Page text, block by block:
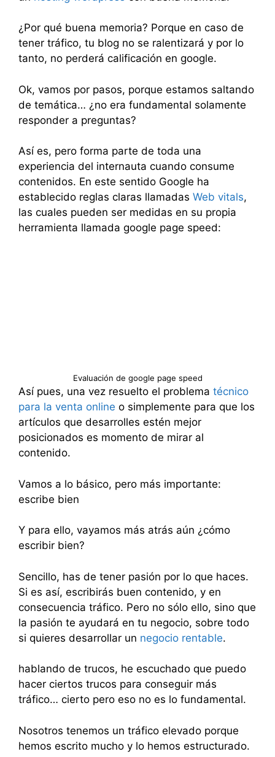
¿Por qué buena memoria? Porque en caso de
tener tráfico, tu blog no se ralentizará y por lo
tanto, no perderá calificación en google.
Ok, vamos por pasos, porque estamos saltando
de temática… ¿no era fundamental solamente
responder a preguntas?
Así es, pero forma parte de toda una
experiencia del internauta cuando consume
contenidos. En este sentido Google ha
establecido reglas claras llamadas Web vitals,
las cuales pueden ser medidas en su propia
herramienta llamada google page speed:
Evaluación de google page speed
Así pues, una vez resuelto el problema técnico
para la venta online o simplemente para que los
artículos que desarrolles estén mejor
posicionados es momento de mirar al
contenido.
Vamos a lo básico, pero más importante:
escribe bien
Y para ello, vayamos más atrás aún ¿cómo
escribir bien?
Sencillo, has de tener pasión por lo que haces.
Si es así, escribirás buen contenido, y en
consecuencia tráfico. Pero no sólo ello, sino que
la pasión te ayudará en tu negocio, sobre todo
si quieres desarrollar un negocio rentable.
hablando de trucos, he escuchado que puedo
hacer ciertos trucos para conseguir más
tráfico… cierto pero eso no es lo fundamental.
Nosotros tenemos un tráfico elevado porque
hemos escrito mucho y lo hemos estructurado.